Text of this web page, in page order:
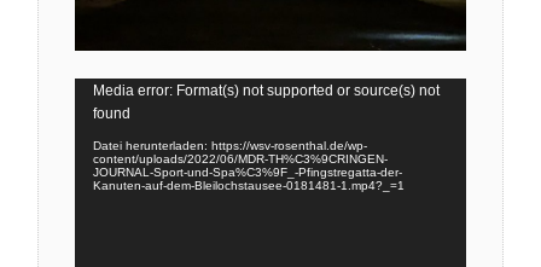
Video-
Player
Media error: Format(s) not supported or source(s) not
found
Datei herunterladen: https://wsv-rosenthal.de/wp-
content/uploads/2022/06/MDR-TH%C3%9CRINGEN-
JOURNAL-Sport-und-Spa%C3%9F_-Pfingstregatta-der-
Kanuten-auf-dem-Bleilochstausee-0181481-1.mp4?_=1